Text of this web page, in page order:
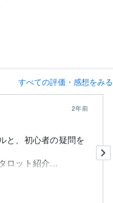
すべての評価・感想をみる
2年前
と、初心者の疑問を
ロット紹介...